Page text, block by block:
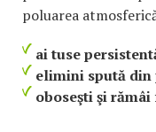
poluarea
ai tuse
elimini spută din
oboseşti şi